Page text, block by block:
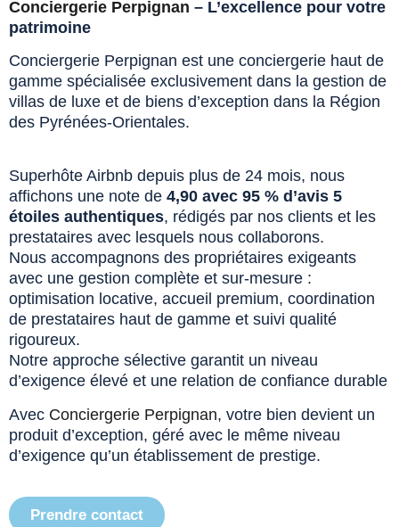
Conciergerie Perpignan – L’excellence pour votre
patrimoine
Conciergerie Perpignan est une conciergerie haut de
gamme spécialisée exclusivement dans la gestion de
villas de luxe et de biens d’exception dans la Région
des Pyrénées-Orientales.
Superhôte Airbnb depuis plus de 24 mois, nous
affichons une note de 4,90 avec 95 % d’avis 5
étoiles authentiques, rédigés par nos clients et les
prestataires avec lesquels nous collaborons.
Nous accompagnons des propriétaires exigeants
avec une gestion complète et sur-mesure :
optimisation locative, accueil premium, coordination
de prestataires haut de gamme et suivi qualité
rigoureux.
Notre approche sélective garantit un niveau
d’exigence élevé et une relation de confiance durable
Avec Conciergerie Perpignan, votre bien devient un
produit d’exception, géré avec le même niveau
d’exigence qu’un établissement de prestige.
Prendre contact